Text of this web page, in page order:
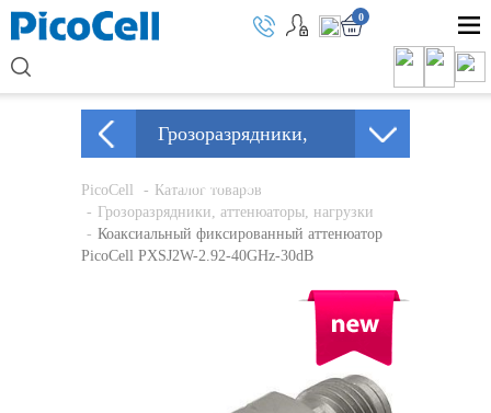
0
Грозоразрядники,
аттенюатор...
PicoCell
Каталог товаров
Грозоразрядники, аттенюаторы, нагрузки
Коаксиальный фиксированный аттенюатор
PicoCell PXSJ2W-2.92-40GHz-30dB